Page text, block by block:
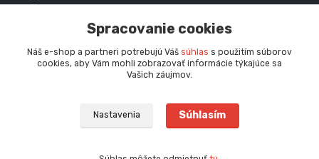
+421 905 060 020
info@redx-stany.sk
Spracovanie cookies
Náš e-shop a partneri potrebujú Váš súhlas s použitím súborov
cookies, aby Vám mohli zobrazovať informácie týkajúce sa
Vašich záujmov.
Nastavenia Súhlasím